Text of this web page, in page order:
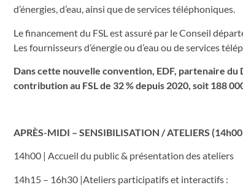
d’énergies, d’eau, ainsi que de services téléphoniques.
Le financement du FSL est assuré par le Conseil
Les fournisseurs d’énergie ou d’eau ou de services
Dans cette nouvelle convention, EDF, partenaire du
contribution au FSL de 32 % depuis 2020, soit 188
APRÈS-MIDI – SENSIBILISATION / ATELIERS
14h00 | Accueil du public & présentation des ateliers
14h15 – 16h30 |Ateliers participatifs et interactifs :